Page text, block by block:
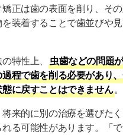
正は歯の表面を削り、そ
装着することで歯並びや
特性上、
虫歯などの問題
程で歯を削る必要があり
に戻すことはできません。
将来的に別の治療を選びた
る可能性があります。「